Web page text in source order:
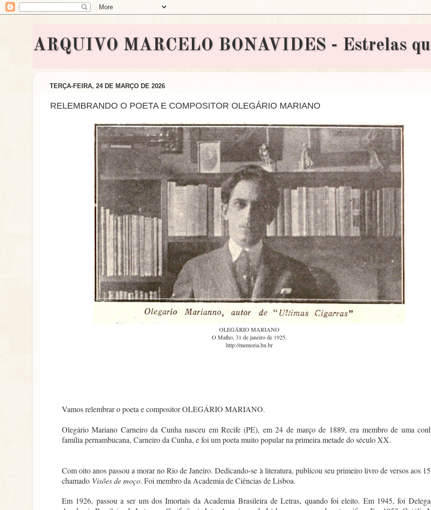
ARQUIVO MARCELO BONAVIDES - Estrelas
TERÇA-FEIRA, 24 DE MARÇO DE 2026
RELEMBRANDO O POETA E COMPOSITOR OLEGÁRIO MARIANO
OLEGÁRIO MARIANO
O Malho, 31 de janeiro de 1925.
http://memoria.bn.br
Vamos relembrar o poeta e compositor OLEGÁRIO MARIANO.
Olegário Mariano Carneiro da Cunha nasceu em Recife (PE), em 24 de março de 1889, era membro de uma
família pernambucana, Carneiro da Cunha, e foi um poeta muito popular na primeira metade do século XX.
Com oito anos passou a morar no Rio de Janeiro. Dedicando-se à literatura, publicou seu primeiro livro de versos aos
chamado Visões de moço. Foi membro da Academia de Ciências de Lisboa.
Em 1926, passou a ser um dos Imortais da Academia Brasileira de Letras, quando foi eleito. Em 1945, foi